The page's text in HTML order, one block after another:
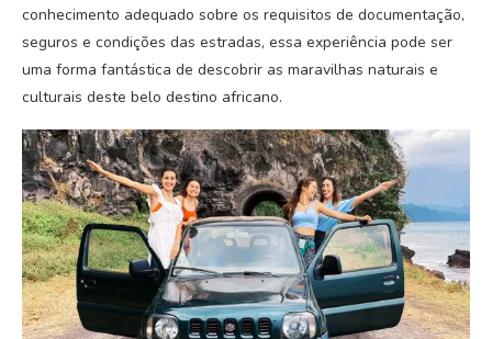
conhecimento adequado sobre os requisitos de documentação,
seguros e condições das estradas, essa experiência pode ser
uma forma fantástica de descobrir as maravilhas naturais e
culturais deste belo destino africano.